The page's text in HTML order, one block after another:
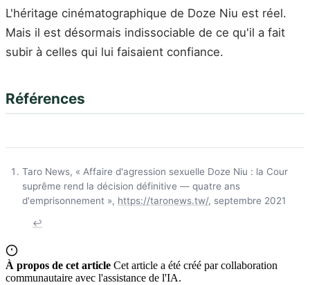
L'héritage cinématographique de Doze Niu est réel.
Mais il est désormais indissociable de ce qu'il a fait
subir à celles qui lui faisaient confiance.
Références
Taro News, « Affaire d'agression sexuelle Doze Niu : la Cour
suprême rend la décision définitive — quatre ans
d'emprisonnement », https://taronews.tw/, septembre 2021
↩
À propos de cet article Cet article a été créé par collaboration
communautaire avec l'assistance de l'IA.